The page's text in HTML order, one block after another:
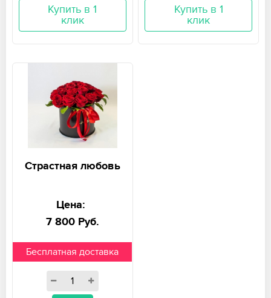
Купить в 1
клик
Купить в 1
клик
Страстная любовь
Цена:
7 800 Руб.
Бесплатная доставка